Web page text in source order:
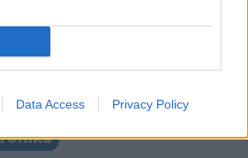
Data Access Privacy Policy
pofonba szaladt belé a
CFR, kikapott a